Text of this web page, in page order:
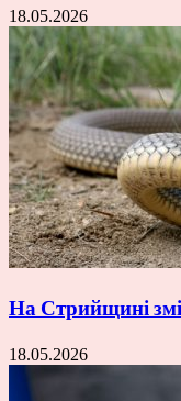
18.05.2026
На Стрийщині
18.05.2026